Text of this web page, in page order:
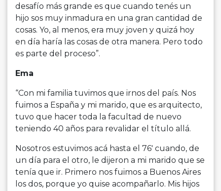
desafío más grande es que cuando tenés un
hijo sos muy inmadura en una gran cantidad de
cosas. Yo, al menos, era muy joven y quizá hoy
en día haría las cosas de otra manera. Pero todo
es parte del proceso”.
Ema
“Con mi familia tuvimos que irnos del país. Nos
fuimos a España y mi marido, que es arquitecto,
tuvo que hacer toda la facultad de nuevo
teniendo 40 años para revalidar el título allá.
Nosotros estuvimos acá hasta el 76′ cuando, de
un día para el otro, le dijeron a mi marido que se
tenía que ir. Primero nos fuimos a Buenos Aires
los dos, porque yo quise acompañarlo. Mis hijos